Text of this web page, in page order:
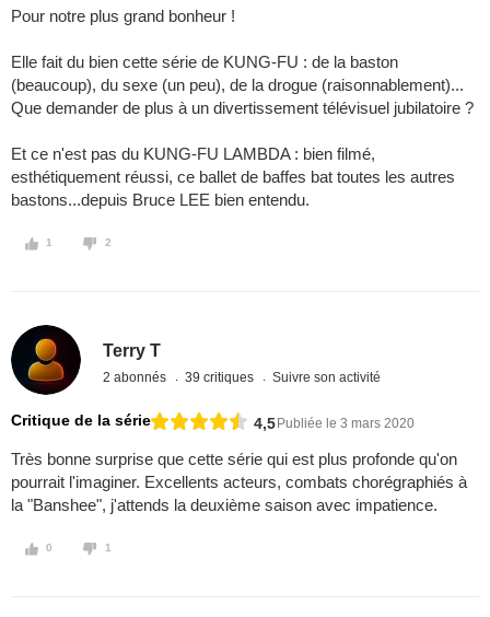
Pour notre plus grand bonheur !
Elle fait du bien cette série de KUNG-FU : de la baston
(beaucoup), du sexe (un peu), de la drogue (raisonnablement)...
Que demander de plus à un divertissement télévisuel jubilatoire ?
Et ce n'est pas du KUNG-FU LAMBDA : bien filmé,
esthétiquement réussi, ce ballet de baffes bat toutes les autres
bastons...depuis Bruce LEE bien entendu.
1 2
Terry T
2 abonnés 39 critiques Suivre son activité
Critique de la série 4,5Publiée le 3 mars 2020
Très bonne surprise que cette série qui est plus profonde qu'on
pourrait l'imaginer. Excellents acteurs, combats chorégraphiés à
la "Banshee", j'attends la deuxième saison avec impatience.
0 1